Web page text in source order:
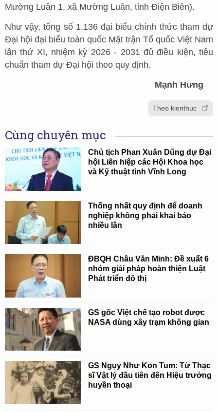
Mường Luân 1, xã Mường Luân, tỉnh Điện Biên).
Như vậy, tổng số 1.136 đại biểu chính thức tham dự
Đại hội đại biểu toàn quốc Mặt trận Tổ quốc Việt Nam
lần thứ XI, nhiệm kỳ 2026 - 2031 đủ điều kiện, tiêu
chuẩn tham dự Đại hội theo quy định.
Mạnh Hưng
Theo kienthuc
Cùng chuyên mục
Chủ tịch Phan Xuân Dũng dự Đại
hội Liên hiệp các Hội Khoa học
và Kỹ thuật tỉnh Vĩnh Long
Thống nhất quy định để doanh
nghiệp không phải khai báo
nhiều lần
ĐBQH Châu Văn Minh: Đề xuất 6
nhóm giải pháp hoàn thiện Luật
Phát triển đô thị
GS gốc Việt chế tạo robot được
NASA dùng xây trạm không gian
GS Ngụy Như Kon Tum: Từ Thạc
sĩ Vật lý đầu tiên đến Hiệu trưởng
huyền thoại